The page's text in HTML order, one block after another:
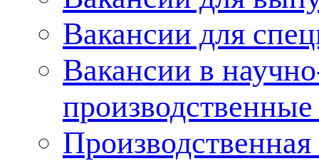
Вакансии для
Вакансии в
Производственная